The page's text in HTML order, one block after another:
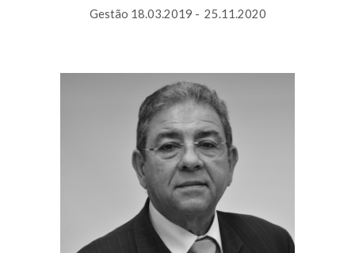
Gestão 18.03.2019 - 25.11.2020